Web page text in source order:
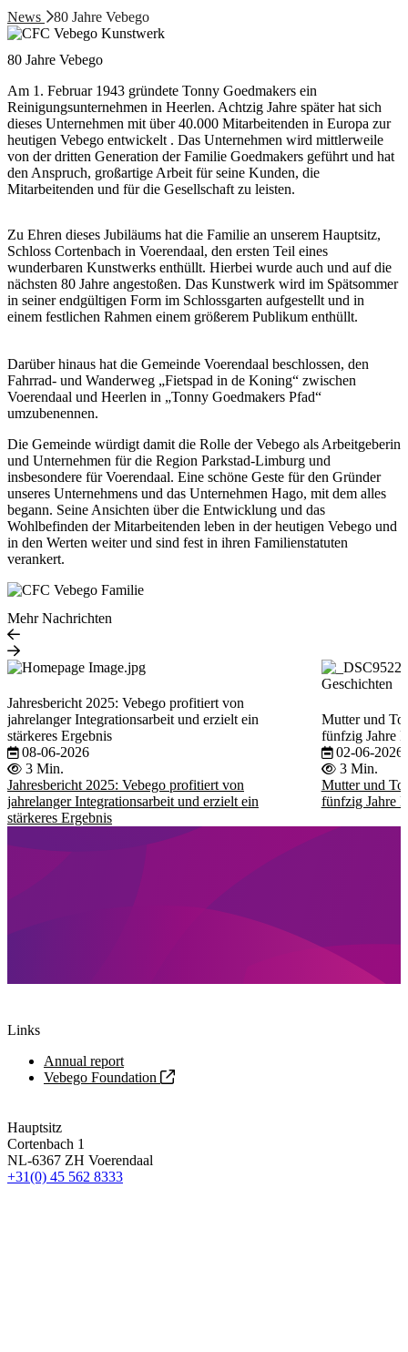
News 80 Jahre Vebego
80 Jahre Vebego
Am 1. Februar 1943 gründete Tonny Goedmakers ein
Reinigungsunternehmen in Heerlen. Achtzig Jahre später hat sich
dieses Unternehmen mit über 40.000 Mitarbeitenden in Europa zur
heutigen Vebego entwickelt . Das Unternehmen wird mittlerweile
von der dritten Generation der Familie Goedmakers geführt und hat
den Anspruch, großartige Arbeit für seine Kunden, die
Mitarbeitenden und für die Gesellschaft zu leisten.
Zu Ehren dieses Jubiläums hat die Familie an unserem Hauptsitz,
Schloss Cortenbach in Voerendaal, den ersten Teil eines
wunderbaren Kunstwerks enthüllt. Hierbei wurde auch und auf die
nächsten 80 Jahre angestoßen. Das Kunstwerk wird im Spätsommer
in seiner endgültigen Form im Schlossgarten aufgestellt und in
einem festlichen Rahmen einem größerem Publikum enthüllt.
Darüber hinaus hat die Gemeinde Voerendaal beschlossen, den
Fahrrad- und Wanderweg „Fietspad in de Koning“ zwischen
Voerendaal und Heerlen in „Tonny Goedmakers Pfad“
umzubenennen.
Die Gemeinde würdigt damit die Rolle der Vebego als Arbeitgeberin
und Unternehmen für die Region Parkstad-Limburg und
insbesondere für Voerendaal. Eine schöne Geste für den Gründer
unseres Unternehmens und das Unternehmen Hago, mit dem alles
begann. Seine Ansichten über die Entwicklung und das
Wohlbefinden der Mitarbeitenden leben in der heutigen Vebego und
in den Werten weiter und sind fest in ihren Familienstatuten
verankert.
Mehr Nachrichten
Jahresbericht 2025: Vebego profitiert von
jahrelanger Integrationsarbeit und erzielt ein
stärkeres Ergebnis
08-06-2026
3 Min.
Jahresbericht 2025: Vebego profitiert von
jahrelanger Integrationsarbeit und erzielt ein
stärkeres Ergebnis
Geschichten
Mutter und
fünfzig Jahre
02-06-2026
3 Min.
Mutter und
fünfzig Jahre
Links
Annual report
Vebego Foundation
Hauptsitz
Cortenbach 1
NL-6367 ZH Voerendaal
+31(0) 45 562 8333